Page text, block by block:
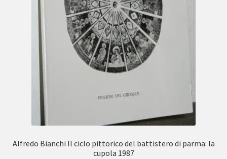
Alfredo Bianchi Il ciclo pittorico del battistero di parma: la
cupola 1987